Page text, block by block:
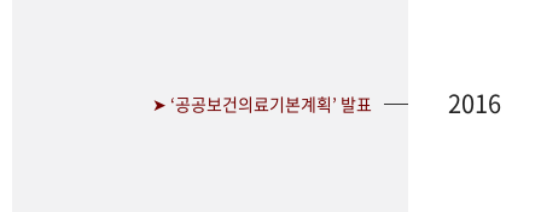
➤ ‘공공보건의료기본계획’ 발표 2016